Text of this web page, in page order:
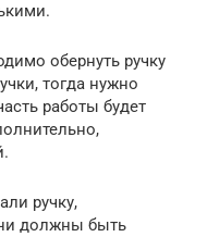
обернуть ручку
тогда нужно
работы будет
ручку,
должны быть